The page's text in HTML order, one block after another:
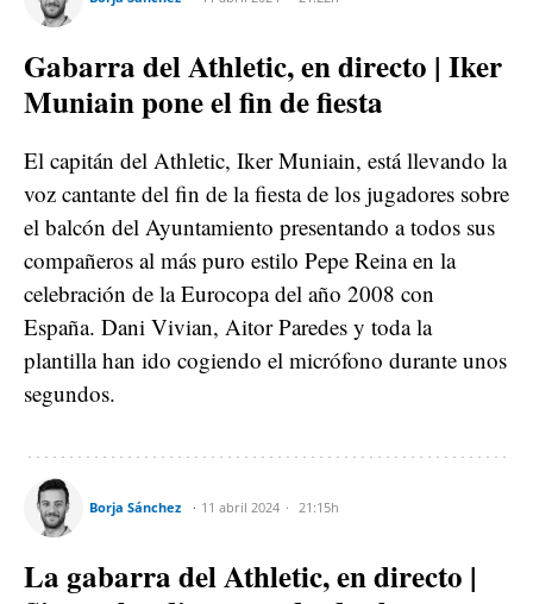
Gabarra del Athletic, en directo | Iker
Muniain pone el fin de fiesta
El capitán del Athletic, Iker Muniain, está llevando la
voz cantante del fin de la fiesta de los jugadores sobre
el balcón del Ayuntamiento presentando a todos sus
compañeros al más puro estilo Pepe Reina en la
celebración de la Eurocopa del año 2008 con
España. Dani Vivian, Aitor Paredes y toda la
plantilla han ido cogiendo el micrófono durante unos
segundos.
Borja Sánchez 11 abril 2024 21:15h
La gabarra del Athletic, en directo |